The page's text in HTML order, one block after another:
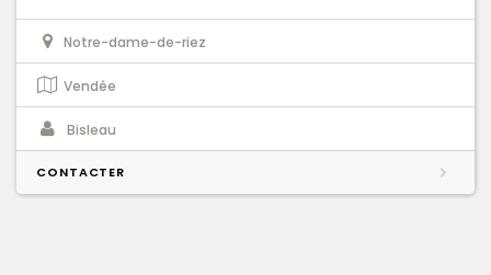
Notre-dame-de-riez
Vendée
Bisleau
CONTACTER